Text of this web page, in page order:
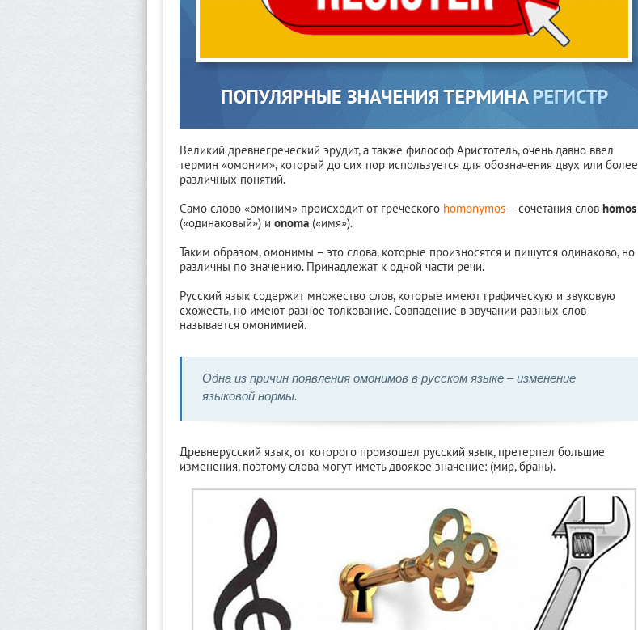
Великий древнегреческий эрудит, а также философ Аристотель, очень давно ввел
термин «омоним», который до сих пор используется для обозначения двух или более
различных понятий.
Само слово «омоним» происходит от греческого homonymos – сочетания слов homos
(«одинаковый») и onoma («имя»).
Таким образом, омонимы – это слова, которые произносятся и пишутся одинаково, но
различны по значению. Принадлежат к одной части речи.
Русский язык содержит множество слов, которые имеют графическую и звуковую
схожесть, но имеют разное толкование. Совпадение в звучании разных слов
называется омонимией.
Одна из причин появления омонимов в русском языке – изменение
языковой нормы.
Древнерусский язык, от которого произошел русский язык, претерпел большие
изменения, поэтому слова могут иметь двоякое значение: (мир, брань).